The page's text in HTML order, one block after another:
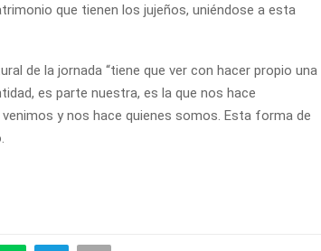
que tienen los jujeños, uniéndose a esta
de la jornada “tiene que ver con hacer propio una
es parte nuestra, es la que nos hace
y nos hace quienes somos. Esta forma de